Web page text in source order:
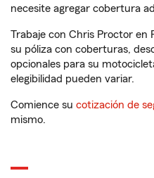
necesite agregar cobertura
Trabaje con Chris Proctor en
su póliza con coberturas,
opcionales para su
elegibilidad pueden variar.
Comience su cotización de
mismo.